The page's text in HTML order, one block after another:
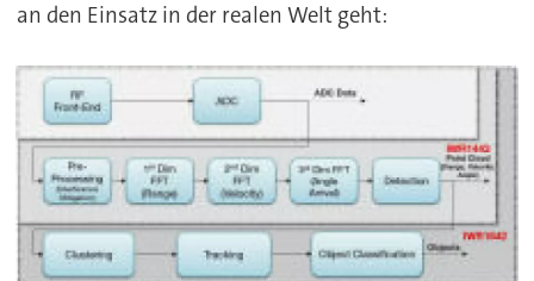
an den Einsatz in der realen Welt geht: